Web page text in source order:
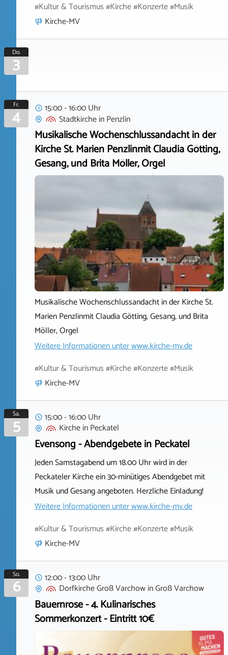
#Kultur & Tourismus #Kirche #Konzerte #Musik
Kirche-MV
Do.
3
Fr.
4
15:00 - 16:00 Uhr
StadtkircheinPenzlin
Musikalische Wochenschlussandacht in der
Kirche St. Marien Penzlinmit Claudia Götting,
Gesang, und Brita Möller, Orgel
Musikalische Wochenschlussandacht in der Kirche St.
Marien Penzlinmit Claudia Götting, Gesang, und Brita
Möller, Orgel
Weitere Informationen unterwww.kirche-mv.de
#Kultur & Tourismus #Kirche #Konzerte #Musik
Kirche-MV
Sa.
5
15:00 - 16:00 Uhr
KircheinPeckatel
Evensong - Abendgebete in Peckatel
Jeden Samstagabend um 18.00 Uhr wird in der
Peckateler Kirche ein 30-minütiges Abendgebet mit
Musik und Gesang angeboten. Herzliche Einladung!
Weitere Informationen unterwww.kirche-mv.de
#Kultur & Tourismus #Kirche #Konzerte #Musik
Kirche-MV
So.
6
12:00 - 13:00 Uhr
Dorfkirche Groß VarchowinGroß Varchow
Bauernrose - 4. Kulinarisches
Sommerkonzert - Eintritt 10€